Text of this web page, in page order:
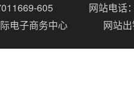
605
网站电话
电子商务中心 网站